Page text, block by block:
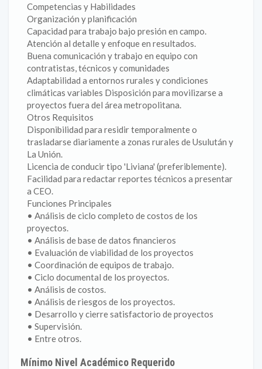
Competencias y Habilidades
Organización y planificación
Capacidad para trabajo bajo presión en campo.
Atención al detalle y enfoque en resultados.
Buena comunicación y trabajo en equipo con
contratistas, técnicos y comunidades
Adaptabilidad a entornos rurales y condiciones
climáticas variables Disposición para movilizarse a
proyectos fuera del área metropolitana.
Otros Requisitos
Disponibilidad para residir temporalmente o
trasladarse diariamente a zonas rurales de Usulután y
La Unión.
Licencia de conducir tipo 'Liviana' (preferiblemente).
Facilidad para redactar reportes técnicos a presentar
a CEO.
Funciones Principales
• Análisis de ciclo completo de costos de los
proyectos.
• Análisis de base de datos financieros
• Evaluación de viabilidad de los proyectos
• Coordinación de equipos de trabajo.
• Ciclo documental de los proyectos.
• Análisis de costos.
• Análisis de riesgos de los proyectos.
• Desarrollo y cierre satisfactorio de proyectos
• Supervisión.
• Entre otros.
Mínimo Nivel Académico Requerido